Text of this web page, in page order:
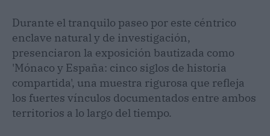
Durante el tranquilo paseo por este céntrico
enclave natural y de investigación,
presenciaron la exposición bautizada como
'Mónaco y España: cinco siglos de historia
compartida', una muestra rigurosa que refleja
los fuertes vínculos documentados entre ambos
territorios a lo largo del tiempo.